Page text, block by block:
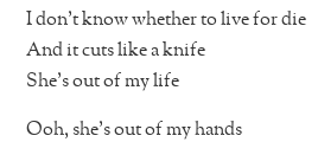
I don’t know whether to live for die
And it cuts like a knife
She’s out of my life
Ooh, she’s out of my hands